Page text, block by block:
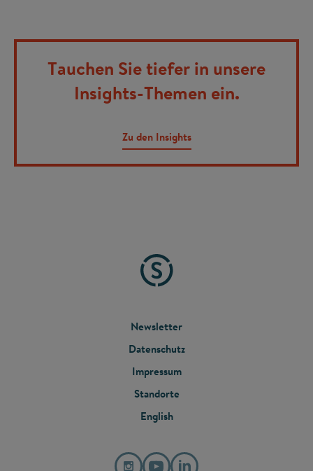
Tauchen Sie tiefer in unsere
Insights-Themen ein.
Zu den Insights
FOOTER
MENU
Newsletter
Datenschutz
Impressum
Standorte
English